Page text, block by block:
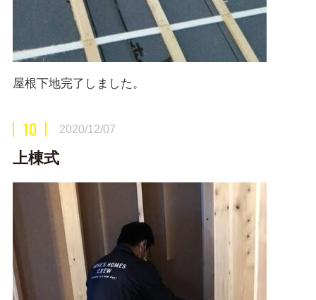
屋根下地完了しました。
10 2020/12/07
上棟式